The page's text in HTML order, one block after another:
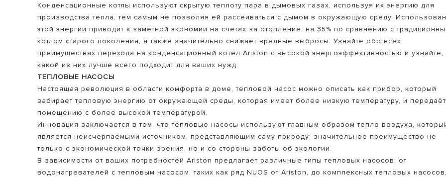
Конденсационные котлы используют скрытую теплоту пара в дымовых газах, используя их энергию для
производства тепла, тем самым не позволяя ей рассеиваться с дымом в окружающую среду.
этой энергии приводит к заметной экономии на счетах за отопление, на 35% по сравнению с
котлом старого поколения, а также значительно снижает вредные выбросы. Узнайте обо всех
преимуществах перехода на конденсационный котел Ariston с высокой энергоэффективностью и узнайте,
какой из них лучше всего подходит для ваших нужд.
ТЕПЛОВЫЕ НАСОСЫ
Настоящая революция в области комфорта в доме, тепловой насос можно описать как прибор, который
забирает тепловую энергию от окружающей среды, которая имеет более низкую температуру, и передаёт
помещению с более высокой температурой.
Инновация заключается в том, что тепловые насосы используют главным образом тепло воздуха,
является неисчерпаемыми источником, представляющим саму природу: значительное преимущество не
только с экономической точки зрения, но и со стороны заботы об экологии.
В зависимости от ваших потребностей Ariston предлагает различные типы тепловых насосов: от
водонагревателей с тепловым насосом, таких как ряд NUOS от Ariston, до комплексных тепловых насосов,